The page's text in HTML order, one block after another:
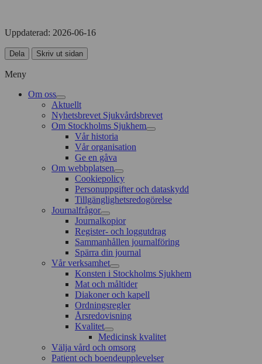
Uppdaterad: 2026-06-16
Dela Skriv ut sidan
Meny
Om oss
Aktuellt
Nyhetsbrevet Sjukvårdsbrevet
Om Stockholms Sjukhem
Vår historia
Vår organisation
Ge en gåva
Om webbplatsen
Cookiepolicy
Personuppgifter och dataskydd
Tillgänglighetsredogörelse
Journalfrågor
Journalkopior
Register- och loggutdrag
Sammanhållen journalföring
Spärra din journal
Vår verksamhet
Konsten i Stockholms Sjukhem
Mat och måltider
Diakoner och kapell
Ordningsregler
Årsredovisning
Kvalitet
Medicinsk kvalitet
Välja vård och omsorg
Patient och boendeupplevelser